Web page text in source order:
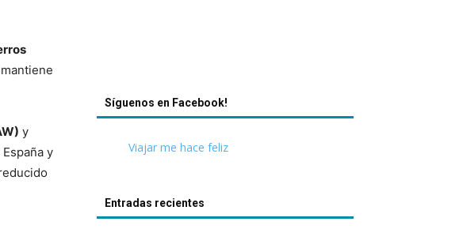
y
y
Síguenos en Facebook!
Viajar me hace feliz
Entradas recientes